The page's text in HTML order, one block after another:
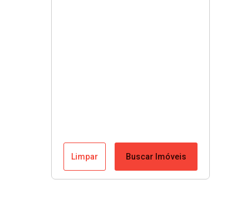
Limpar Buscar Imóveis